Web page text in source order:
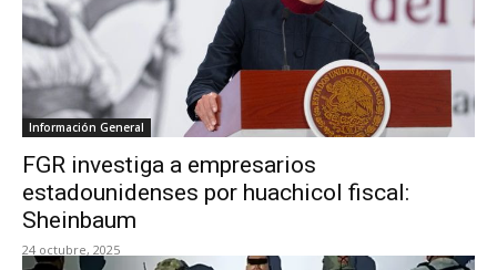
Información General
FGR investiga a empresarios
estadounidenses por huachicol fiscal:
Sheinbaum
24 octubre, 2025